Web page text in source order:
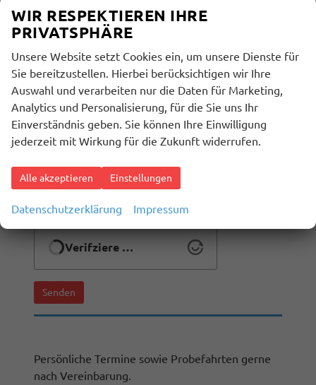
die von mir übermittelten Informationen
und Kontaktdaten dazu verwendet, um mit
Verbindung zu treten, in diesem
Zusammenhang zu kommunizieren und
meine Anfrage zu bearbeiten und
abzuwickeln. Dies gilt insbesondere für die
Verwendung der E-Mail-Adresse und der
Telefonnummer zu den vorgenannten
Die Datenschutzerklärung kann hier
Verifziere …
Senden
Persönliche Termine sowie Probefahrten gerne
nach Vereinbarung.
WIR RESPEKTIEREN IHRE
PRIVATSPHÄRE
Unsere Website setzt Cookies ein, um unsere Dienste für
Sie bereitzustellen. Hierbei berücksichtigen wir Ihre
Auswahl und verarbeiten nur die Daten für Marketing,
Analytics und Personalisierung, für die Sie uns Ihr
Einverständnis geben. Sie können Ihre Einwilligung
jederzeit mit Wirkung für die Zukunft widerrufen.
Alle akzeptieren Einstellungen
Datenschutzerklärung Impressum